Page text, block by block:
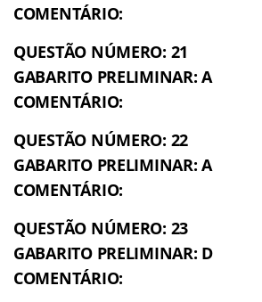
COMENTÁRIO:
QUESTÃO NÚMERO: 21
GABARITO PRELIMINAR: A
COMENTÁRIO:
QUESTÃO NÚMERO: 22
GABARITO PRELIMINAR: A
COMENTÁRIO:
QUESTÃO NÚMERO: 23
GABARITO PRELIMINAR: D
COMENTÁRIO: